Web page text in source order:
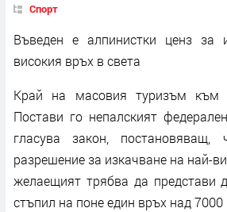
Спорт
Въведен е алпинистки ценз за
високия връх в света
Край на масовия туризъм към
Постави го непалският
гласува закон,
разрешение за изкачване на най-
желаещият трябва да представи
стъпил на поне един връх над 7000